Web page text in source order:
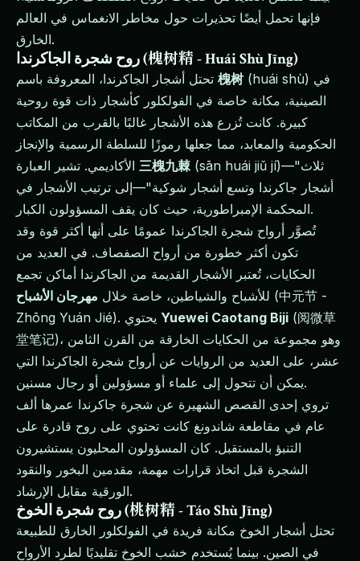
فإنها تحمل أيضًا تحذيرات حول مخاطر الانغماس في العالم
الخارق.
روح شجرة الجاكرندا (槐树精 - Huái Shù Jīng)
槐树(huái shù) في
الصينية، مكانة خاصة في الفولكلور كأشجار ذات قوة روحية
كبيرة. كانت تُزرع هذه الأشجار غالبًا بالقرب من المكاتب
الحكومية والمعابد، مما جعلها رموزًا للسلطة الرسمية والإنجاز
三槐九棘(sān huái jiǔ jí)—"ثلاث
أشجار جاكرندا وتسع أشجار شوكية"—إلى ترتيب الأشجار في
المحكمة الإمبراطورية، حيث كان يقف المسؤولون الكبار.
تُصوَّر أرواح شجرة الجاكرندا عمومًا على أنها أكثر قوة وقد
تكون أكثر خطورة من أرواح الصفصاف. في العديد من
الحكايات، تُعتبر الأشجار القديمة من الجاكرندا أماكن تجمع
للأشباح والشياطين، خاصة خلال مهرجان الأشباح
(中元节 -
Yuewei Caotang Biji (阅微草
堂笔记)، وهو مجموعة من الحكايات الخارقة من القرن الثامن
عشر، على العديد من الروايات عن أرواح شجرة الجاكرندا التي
يمكن أن تتحول إلى علماء أو مسؤولين أو رجال مسنين.
تروي إحدى القصص الشهيرة عن شجرة جاكرندا عمرها ألف
عام في مقاطعة شاندونغ كانت تحتوي على روح قادرة على
التنبؤ بالمستقبل. كان المسؤولون المحليون يستشيرون
الشجرة قبل اتخاذ قرارات مهمة، مقدمين البخور والنقود
الورقية مقابل الإرشاد.
روح شجرة الخوخ (桃树精 - Táo Shù Jīng)
تحتل أشجار الخوخ مكانة فريدة في الفولكلور الخارق للطبيعة
في الصين. بينما يُستخدم خشب الخوخ تقليديًا لطرد الأرواح